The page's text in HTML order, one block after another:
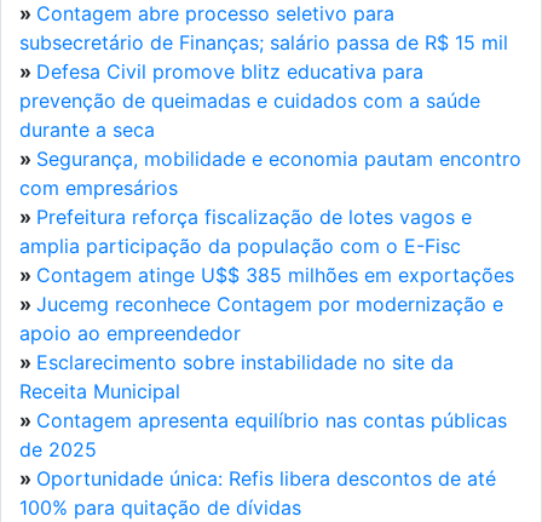
» Contagem abre processo seletivo para
subsecretário de Finanças; salário passa de R$ 15 mil
» Defesa Civil promove blitz educativa para
prevenção de queimadas e cuidados com a saúde
durante a seca
» Segurança, mobilidade e economia pautam encontro
com empresários
» Prefeitura reforça fiscalização de lotes vagos e
amplia participação da população com o E-Fisc
» Contagem atinge U$$ 385 milhões em exportações
» Jucemg reconhece Contagem por modernização e
apoio ao empreendedor
» Esclarecimento sobre instabilidade no site da
Receita Municipal
» Contagem apresenta equilíbrio nas contas públicas
de 2025
» Oportunidade única: Refis libera descontos de até
100% para quitação de dívidas